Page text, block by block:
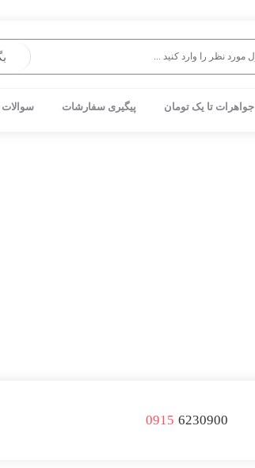
جواهرات تا یک تومان پیگیری سفارشات سوالات
0915 6230900